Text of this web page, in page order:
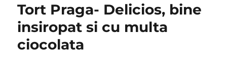
Tort Praga- Delicios, bine
insiropat si cu multa
ciocolata